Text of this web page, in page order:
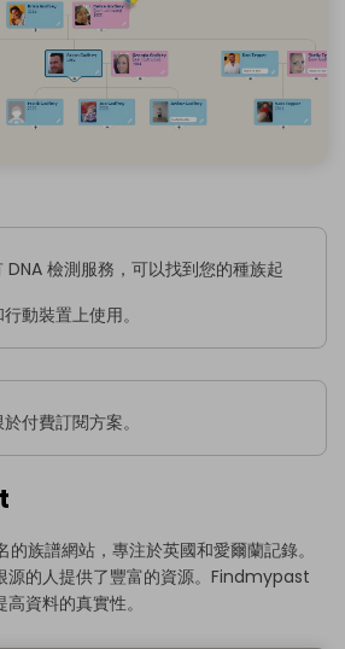
檢測服務，可以找到您的種族起
動裝置上使用。
付費訂閱方案。
族譜網站，專注於英國和愛爾蘭記錄。
源的人提供了豐富的資源。Findmypast
資料的真實性。